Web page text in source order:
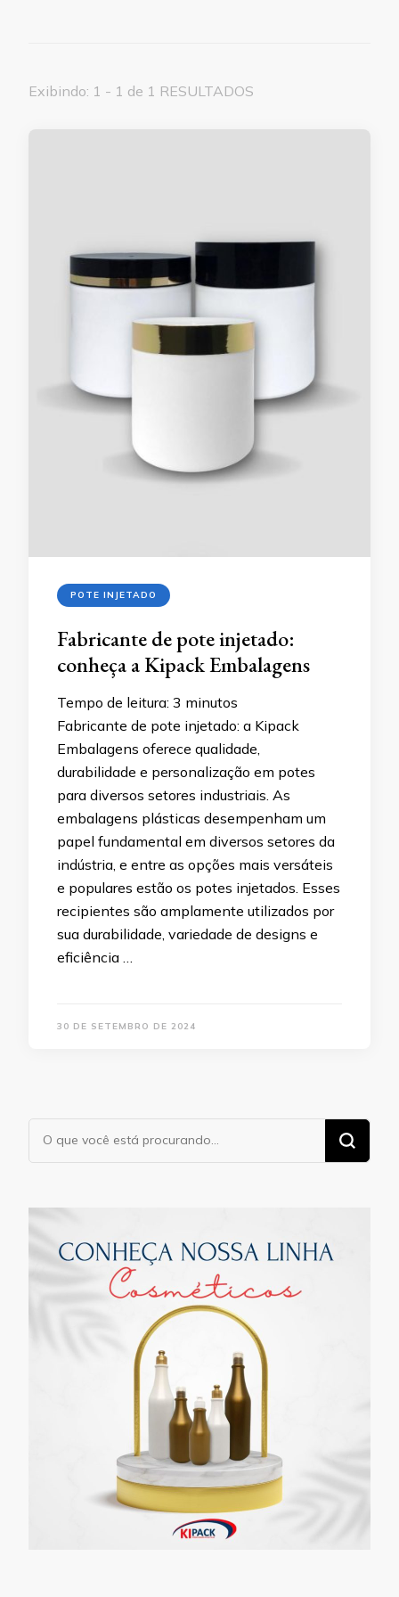
Exibindo: 1 - 1 de 1 RESULTADOS
POTE INJETADO
Fabricante de pote injetado:
conheça a Kipack Embalagens
Tempo de leitura: 3 minutos
Fabricante de pote injetado: a Kipack
Embalagens oferece qualidade,
durabilidade e personalização em potes
para diversos setores industriais. As
embalagens plásticas desempenham um
papel fundamental em diversos setores da
indústria, e entre as opções mais versáteis
e populares estão os potes injetados. Esses
recipientes são amplamente utilizados por
sua durabilidade, variedade de designs e
eficiência …
30 DE SETEMBRO DE 2024
Procurando
algo?